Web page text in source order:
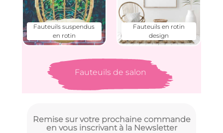
Fauteuils suspendus
en rotin
Fauteuils de salon
Fauteuils en rotin
design
Remise sur votre prochaine commande
en vous inscrivant à la Newsletter